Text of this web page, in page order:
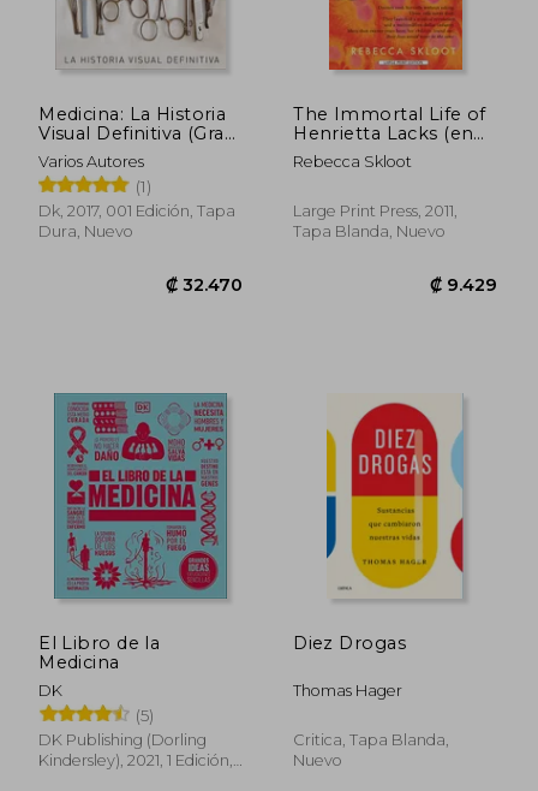
₡ 16.322
Medicina: La Historia
Visual Definitiva (Gran
Formato)
Varios Autores
(1)
Dk, 2017, 001 Edición, Tapa
Dura, Nuevo
The Immortal Life of
Henrietta Lacks (en
Inglés)
Rebecca Skloot
Large Print Press, 2011,
Tapa Blanda, Nuevo
El Libro de la
Medicina
DK
(5)
DK Publishing (Dorling
Kindersley), 2021, 1 Edición,
Diez Drogas
Thomas Hager
Critica, Tapa Blanda,
Nuevo